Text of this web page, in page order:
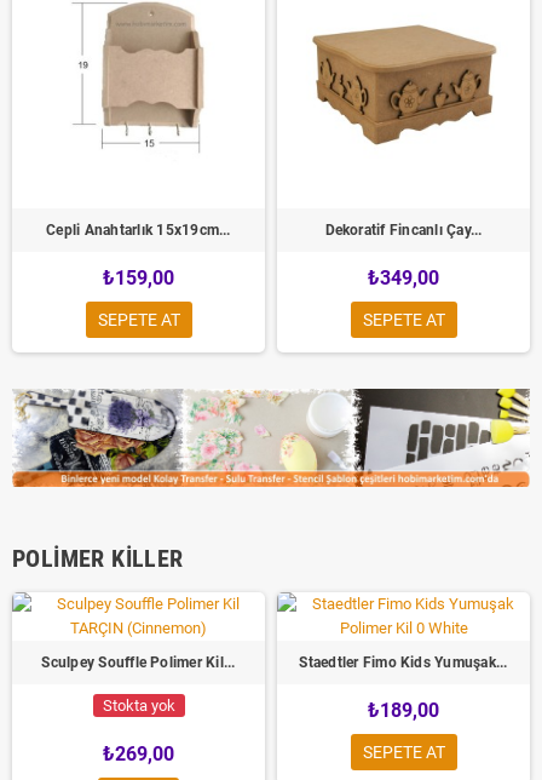
Cepli Anahtarlık 15x19cm...
₺159,00
SEPETE AT
Dekoratif Fincanlı Çay...
₺349,00
SEPETE AT
POLIMER KILLER
Sculpey Souffle Polimer Kil...
Stokta yok
₺269,00
Staedtler Fimo Kids Yumuşak...
₺189,00
SEPETE AT